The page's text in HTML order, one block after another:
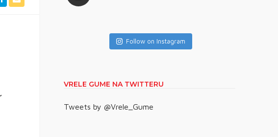
Follow on Instagram
VRELE GUME NA TWITTERU
Tweets by @Vrele_Gume